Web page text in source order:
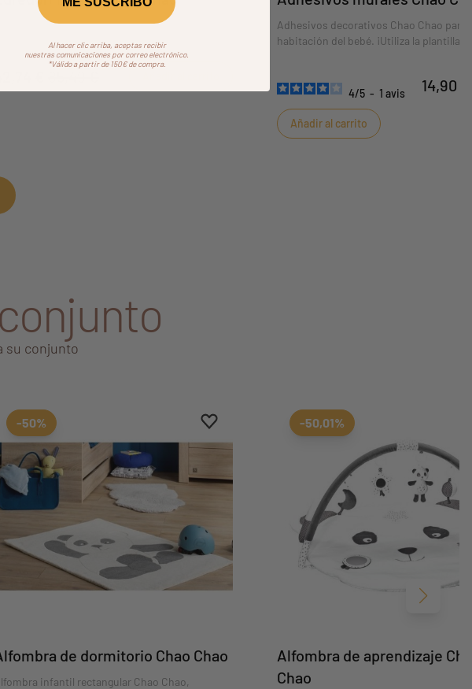
Esta colcha Chao Chao quedará genial en
cualquier cama de 120x60 cm.
Adhesivos decorativos Chao Chao para
habitación del bebé. ¡Utiliza la plantilla o
4/5 - 1 avis 14,90 €
Añadir al carrito
su conjunto
Aggiungi ai preferiti
borrar favoritos
-50%
de dormitorio Chao Chao
infantil rectangular Chao Chao,
-50,01%
Alfombra de aprendizaje
Chao
Al hacer clic arriba, aceptas recibir
nuestras comunicaciones por correo electrónico.
*Válido a partir de 150€ de compra.